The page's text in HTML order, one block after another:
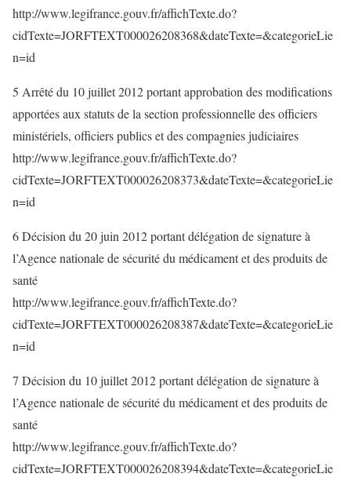
http://www.legifrance.gouv.fr/affichTexte.do?
cidTexte=JORFTEXT000026208368&dateTexte=&categorieLie
n=id
5 Arrêté du 10 juillet 2012 portant approbation des modifications
apportées aux statuts de la section professionnelle des officiers
ministériels, officiers publics et des compagnies judiciaires
http://www.legifrance.gouv.fr/affichTexte.do?
cidTexte=JORFTEXT000026208373&dateTexte=&categorieLie
n=id
6 Décision du 20 juin 2012 portant délégation de signature à
l’Agence nationale de sécurité du médicament et des produits de
santé
http://www.legifrance.gouv.fr/affichTexte.do?
cidTexte=JORFTEXT000026208387&dateTexte=&categorieLie
n=id
7 Décision du 10 juillet 2012 portant délégation de signature à
l’Agence nationale de sécurité du médicament et des produits de
santé
http://www.legifrance.gouv.fr/affichTexte.do?
cidTexte=JORFTEXT000026208394&dateTexte=&categorieLie